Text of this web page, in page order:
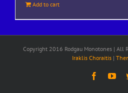
Add to cart
Copyright 2016 Rodgau Monotones | All
Iraklis Choraitis |
Facebook